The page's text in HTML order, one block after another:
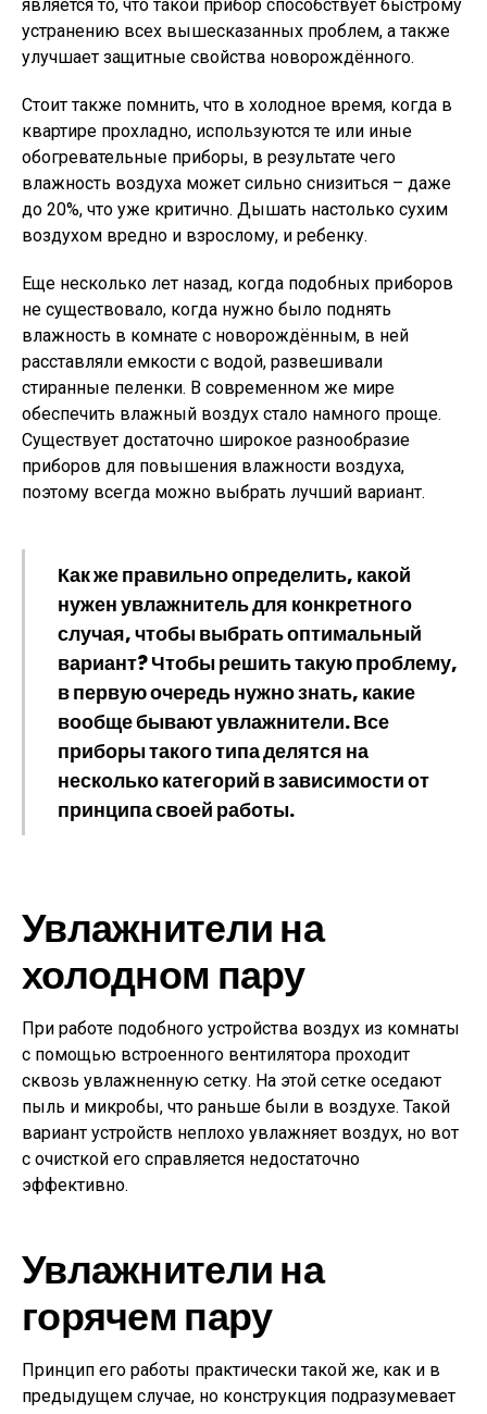
является то, что такой прибор способствует быстрому
устранению всех вышесказанных проблем, а также
улучшает защитные свойства новорождённого.
Стоит также помнить, что в холодное время, когда в
квартире прохладно, используются те или иные
обогревательные приборы, в результате чего
влажность воздуха может сильно снизиться – даже
до 20%, что уже критично. Дышать настолько сухим
воздухом вредно и взрослому, и ребенку.
Еще несколько лет назад, когда подобных приборов
не существовало, когда нужно было поднять
влажность в комнате с новорождённым, в ней
расставляли емкости с водой, развешивали
стиранные пеленки. В современном же мире
обеспечить влажный воздух стало намного проще.
Существует достаточно широкое разнообразие
приборов для повышения влажности воздуха,
поэтому всегда можно выбрать лучший вариант.
Как же правильно определить, какой
нужен увлажнитель для конкретного
случая, чтобы выбрать оптимальный
вариант? Чтобы решить такую проблему,
в первую очередь нужно знать, какие
вообще бывают увлажнители. Все
приборы такого типа делятся на
несколько категорий в зависимости от
принципа своей работы.
Увлажнители на
холодном пару
При работе подобного устройства воздух из комнаты
с помощью встроенного вентилятора проходит
сквозь увлажненную сетку. На этой сетке оседают
пыль и микробы, что раньше были в воздухе. Такой
вариант устройств неплохо увлажняет воздух, но вот
с очисткой его справляется недостаточно
эффективно.
Увлажнители на
горячем пару
Принцип его работы практически такой же, как и в
предыдущем случае, но конструкция подразумевает